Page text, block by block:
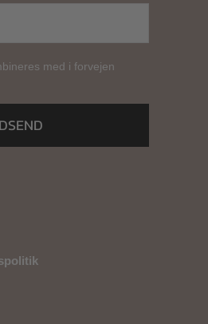
med i forvejen